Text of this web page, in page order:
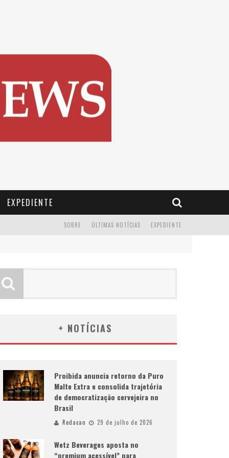
EXPEDIENTE
EXPEDIENTE
ÚLTIMAS NOTÍCIAS
SOBRE
+ NOTÍCIAS
Proibida anuncia retorno da Puro
Malte Extra e consolida trajetória
de democratização cervejeira no
Brasil
Redacao 29 de julho de 2026
Wetz Beverages aposta no
“premium acessível” para